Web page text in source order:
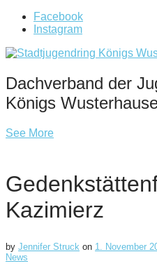
Facebook
Instagram
Dachverband der
Königs
See More
Kazimierz
by Jennifer Struck on 1. November
News